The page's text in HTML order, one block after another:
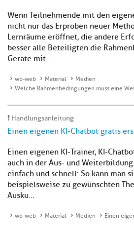
Wenn Teilnehmende mit den
nicht nur das Erproben neuer
Lernräume eröffnet, die andere
besser alle Beteiligten die
Geräte mit...
wb-web Material
Medien
Welche Rahmenbedingungen muss eine
Handlungsanleitung
Einen eigenen KI-Chatbot gratis
Einen eigenen KI-Trainer, KI-
auch in der Aus- und
einfach und schnell: So kann man
beispielsweise zu gewünschten
Ausku...
wb-web Material Medien Einen